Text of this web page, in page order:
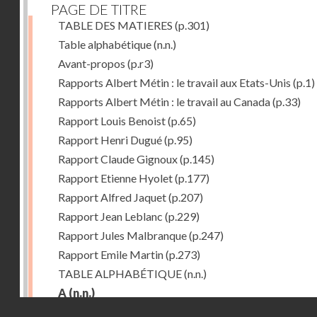
PAGE DE TITRE
TABLE DES MATIERES (p.301)
Table alphabétique(n.n.)
Avant-propos (p.r3)
Rapports Albert Métin : le travail aux Etats-Unis (p.1)
Rapports Albert Métin : le travail au Canada(p.33)
Rapport Louis Benoist(p.65)
Rapport Henri Dugué(p.95)
Rapport Claude Gignoux(p.145)
Rapport Etienne Hyolet(p.177)
Rapport Alfred Jaquet(p.207)
Rapport Jean Leblanc (p.229)
Rapport Jules Malbranque(p.247)
Rapport Emile Martin(p.273)
TABLE ALPHABÉTIQUE(n.n.)
A (n.n.)